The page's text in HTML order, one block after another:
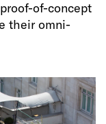
of-concept
their omni-